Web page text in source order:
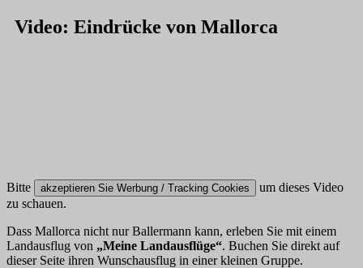
Video: Eindrücke von Mallorca
Bitte akzeptieren Sie Werbung / Tracking Cookies
um dieses Video
zu schauen.
Dass Mallorca nicht nur Ballermann kann, erleben Sie mit einem
Landausflug von „Meine Landausflüge“. Buchen Sie direkt auf
dieser Seite ihren Wunschausflug in einer kleinen Gruppe.